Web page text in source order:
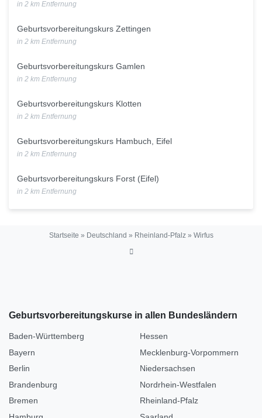
in 2 km Entfernung
Geburtsvorbereitungskurs Zettingen
in 2 km Entfernung
Geburtsvorbereitungskurs Gamlen
in 2 km Entfernung
Geburtsvorbereitungskurs Klotten
in 2 km Entfernung
Geburtsvorbereitungskurs Hambuch, Eifel
in 2 km Entfernung
Geburtsvorbereitungskurs Forst (Eifel)
in 2 km Entfernung
Startseite » Deutschland » Rheinland-Pfalz» Wirfus
Geburtsvorbereitungskurse in allen Bundesländern
Baden-Württemberg
Bayern
Berlin
Brandenburg
Bremen
Hessen
Mecklenburg-Vorpommern
Niedersachsen
Nordrhein-Westfalen
Rheinland-Pfalz